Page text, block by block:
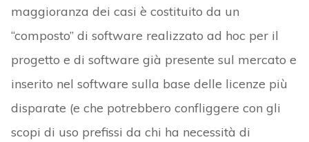
maggioranza dei casi è costituito da un
“composto” di software realizzato ad hoc per il
progetto e di software già presente sul mercato e
inserito nel software sulla base delle licenze più
disparate (e che potrebbero confliggere con gli
scopi di uso prefissi da chi ha necessità di